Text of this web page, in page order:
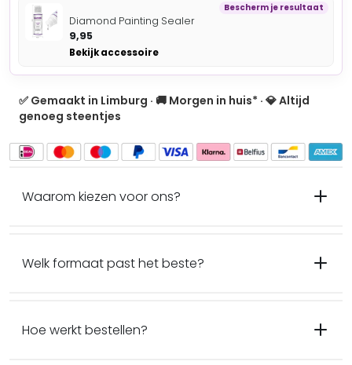
Bescherm je resultaat
Diamond Painting Sealer
9,95
Bekijk accessoire
✅ Gemaakt in Limburg · 🚚 Morgen in huis* · 💎 Altijd
genoeg steentjes
Waarom kiezen voor ons?
Welk formaat past het beste?
Hoe werkt bestellen?